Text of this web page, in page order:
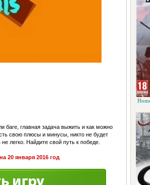
баге, главная задача выжить и как можно
свою плюсы и минусы, никто не будет
легко. Найдите свой путь к победе.
20 января 2016 год